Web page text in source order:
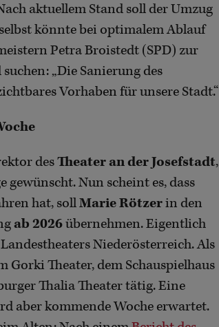
aktuellem Stand soll der Umzug
könnte bei optimalem Ablauf
Petra Broistedt (SPD) zur
„Die Sanierung des
Vorhaben für unsere Stadt.“
desTheater an der Josefstadt,
Nun scheint es, dass
hat, sollMarie Rötzerin den
ab 2026übernehmen. Eigentlich
Niederösterreich. Als
Theater, dem Schauspielhaus
Thalia Theater tätig. Eine
aber kommende Woche erwartet.